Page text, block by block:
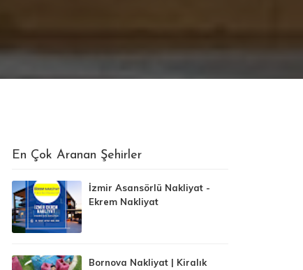
En Çok Aranan Şehirler
İzmir Asansörlü Nakliyat -
Ekrem Nakliyat
Bornova Nakliyat | Kiralık